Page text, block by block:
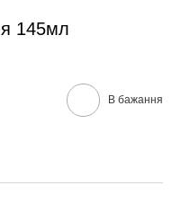
145мл
В бажання